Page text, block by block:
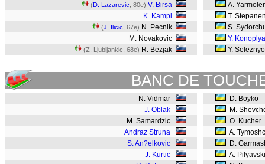
(D. Lazarevic , 80e) V. Birsa
K. Kampl
(J. Ilicic , 67e) N. Pecnik
M. Novakovic
(Z. Ljubijankic, 68e) R. Bezjak
A.
T.
S.
Y.
Y.
BANC DE
N. Vidmar
J. Oblak
M. Samardzic
Andraz Struna
S. An?elkovic
J. Kurtic
D. Boyko
M.
O. Kucher
A.
D.
A.